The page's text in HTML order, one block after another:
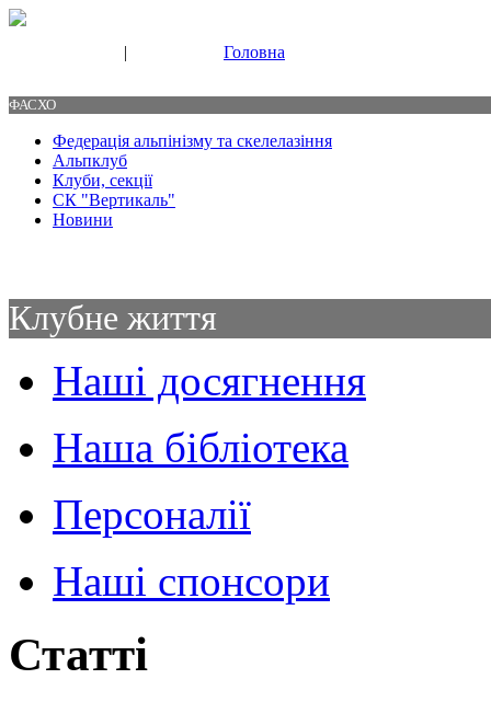
| Головна
ФАСХО
Федерація альпінізму та скелелазіння
Альпклуб
Клуби, секції
СК "Вертикаль"
Новини
Клубне життя
Наші досягнення
Наша бібліотека
Персоналії
Наші спонсори
Статті